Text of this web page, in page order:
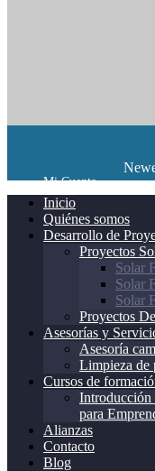
Mi Cuenta
Inicio
Quiénes somos
Desarrollo de
Proyectos
Solar
Solar
Solar
Proyectos
Asesorías y
Asesoría
Limpieza de
Cursos de
Introducción
para
Alianzas
Contacto
Blog